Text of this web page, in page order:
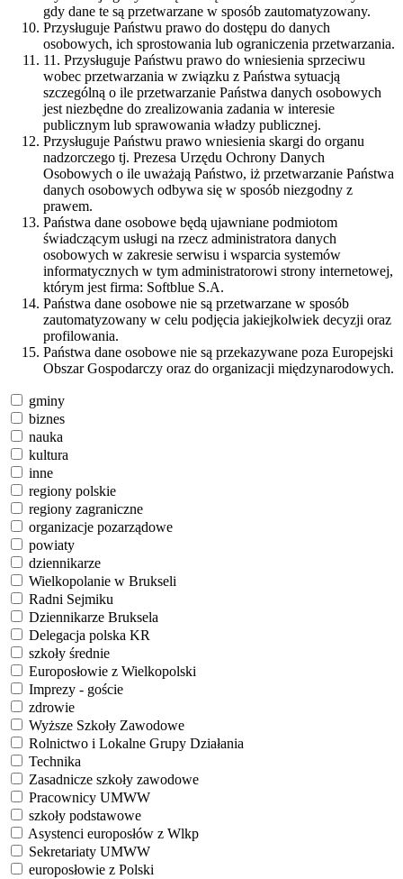
gdy dane te są przetwarzane w sposób zautomatyzowany.
Przysługuje Państwu prawo do dostępu do danych
osobowych, ich sprostowania lub ograniczenia przetwarzania.
11. Przysługuje Państwu prawo do wniesienia sprzeciwu
wobec przetwarzania w związku z Państwa sytuacją
szczególną o ile przetwarzanie Państwa danych osobowych
jest niezbędne do zrealizowania zadania w interesie
publicznym lub sprawowania władzy publicznej.
Przysługuje Państwu prawo wniesienia skargi do organu
nadzorczego tj. Prezesa Urzędu Ochrony Danych
Osobowych o ile uważają Państwo, iż przetwarzanie Państwa
danych osobowych odbywa się w sposób niezgodny z
prawem.
Państwa dane osobowe będą ujawniane podmiotom
świadczącym usługi na rzecz administratora danych
osobowych w zakresie serwisu i wsparcia systemów
informatycznych w tym administratorowi strony internetowej,
którym jest firma: Softblue S.A.
Państwa dane osobowe nie są przetwarzane w sposób
zautomatyzowany w celu podjęcia jakiejkolwiek decyzji oraz
profilowania.
Państwa dane osobowe nie są przekazywane poza Europejski
Obszar Gospodarczy oraz do organizacji międzynarodowych.
gminy
biznes
nauka
kultura
inne
regiony polskie
regiony zagraniczne
organizacje pozarządowe
powiaty
dziennikarze
Wielkopolanie w Brukseli
Radni Sejmiku
Dziennikarze Bruksela
Delegacja polska KR
szkoły średnie
Europosłowie z Wielkopolski
Imprezy - goście
zdrowie
Wyższe Szkoły Zawodowe
Rolnictwo i Lokalne Grupy Działania
Technika
Zasadnicze szkoły zawodowe
Pracownicy UMWW
szkoły podstawowe
Asystenci europosłów z Wlkp
Sekretariaty UMWW
europosłowie z Polski